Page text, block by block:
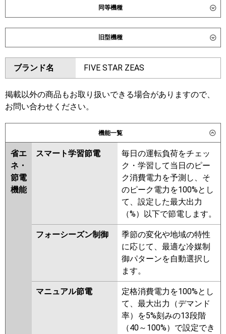
同等機種
ダイキン SSRH40DT SSRH40DNT
SSRHU40DT
東芝 GCXA04013MUB GCXA04013XU
三菱電機 PCZ-ZRMP40K6 PCZ-
ZRMP40KL6
日立 RPC-GP40RGH8
FDEZ406H6S
パナソニック PA-P40T7GNC PA-P40T7GNCX
PA-P40T7GC
旧型機種
ダイキン SSRH40CT SSRH40CNT
SSRHU40CT SSRH40BYT
SSRH40BYNT SSRU40BYT
SSRU40BYNT SSRHU40BYT
SSRH40BJT
SSRHU40BJT
SSRH40BFNT SSRU40BFT
SSRU40BFNT SSRHU40BFT
SSRHU40BCT SSRH40BCT
SSRH40BCNT SSRU40BCNT
RCXA04043MUB RCXA04043XU
RCXA04043MU
三菱電機 PCZ-ZRMP40K5 PCZ-
ZRMP40KL5 PCZ-ZRMP40K4
PCZ-ZRMP40KL4 PCZ-
ZRMP40KL3 PCZ-ZRMP40K3
PCZ-ZRMP40KL2 PCZ-
ZRMP40K2 PCZ-ZRMP40KZ
PCZ-ZRMP40KLZ PCZ-
ZRMP40KY PCZ-ZRMP40KLY
PCZ-ZRMP40KV PCZ-
ブランド名 FIVE STAR ZEAS
掲載以外の商品もお取り扱いできる場合がありますので、
お問い合わせください。
機能一覧
省エ
ネ・
節電
機能
スマート学習節電
毎日の運転負荷をチェッ
ク・学習して当日のピー
ク消費電力を予測し、そ
のピーク電力を100%とし
て、設定した最大出力
（%）以下で節電します。
フォーシーズン制御
季節の変化や地域の特性
に応じて、最適な冷媒制
御パターンを自動選択し
ます。
マニュアル節電
定格消費電力を100%とし
て、最大出力（デマンド
率）を5%刻みの13段階
（40～100%）で設定でき